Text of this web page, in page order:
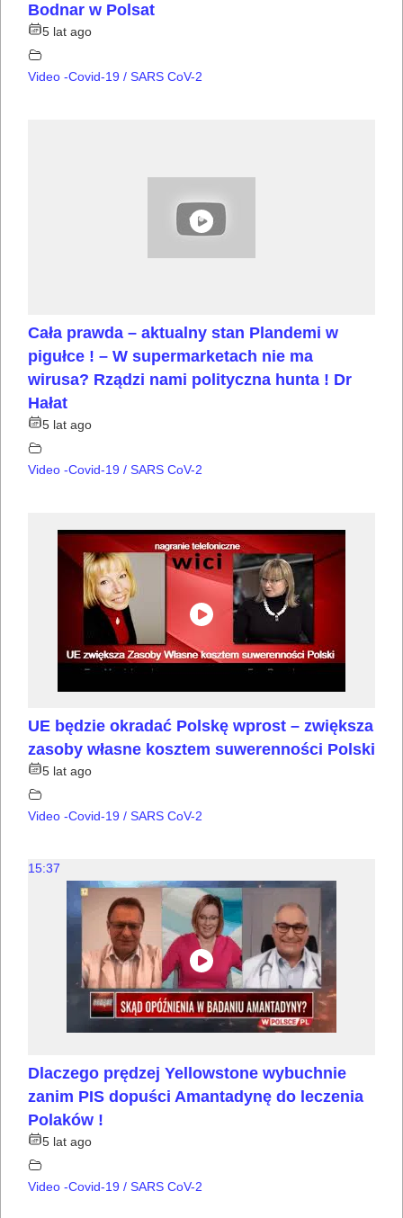
Bodnar w Polsat
5 lat ago
Video -Covid-19 / SARS CoV-2
Cała prawda – aktualny stan Plandemi w
pigułce ! – W supermarketach nie ma
wirusa? Rządzi nami polityczna hunta ! Dr
Hałat
5 lat ago
Video -Covid-19 / SARS CoV-2
UE będzie okradać Polskę wprost – zwiększa
zasoby własne kosztem suwerenności Polski
5 lat ago
Video -Covid-19 / SARS CoV-2
15:37
Dlaczego prędzej Yellowstone wybuchnie
zanim PIS dopuści Amantadynę do leczenia
Polaków !
5 lat ago
Video -Covid-19 / SARS CoV-2